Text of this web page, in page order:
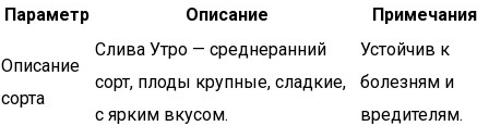
Параметр Описание Примечания
Описание
сорта
Слива Утро — среднеранний
сорт, плоды крупные, сладкие,
с ярким вкусом.
Устойчив к
болезням и
вредителям.